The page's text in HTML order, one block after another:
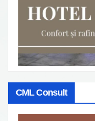
CML Consult